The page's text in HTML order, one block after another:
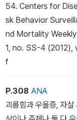
54. Centers for
sk Behavior
nd Mortality
1, no. SS-4
f
P.308 ANA
괴롭힘과 우울증, 자살